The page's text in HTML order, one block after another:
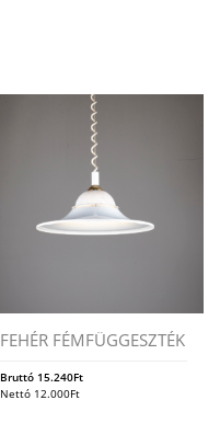
FEHÉR FÉMFÜGGESZTÉK
Bruttó 15.240Ft
Nettó 12.000Ft